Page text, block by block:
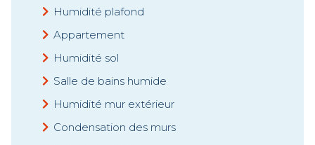
Humidité plafond
Appartement
Humidité sol
Salle de bains humide
Humidité mur extérieur
Condensation des murs